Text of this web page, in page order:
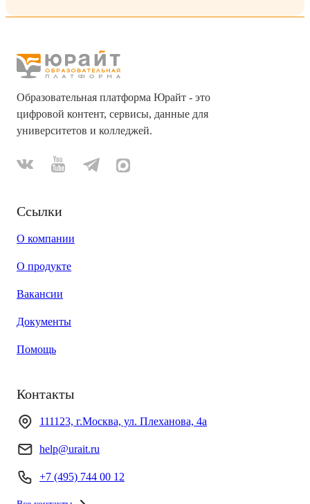
Образовательная платформа Юрайт - это
цифровой контент, сервисы, данные для
университетов и колледжей.
Ссылки
О компании
О продукте
Вакансии
Документы
Помощь
Контакты
111123, г.Москва, ул. Плеханова, 4а
help@urait.ru
+7 (495) 744 00 12